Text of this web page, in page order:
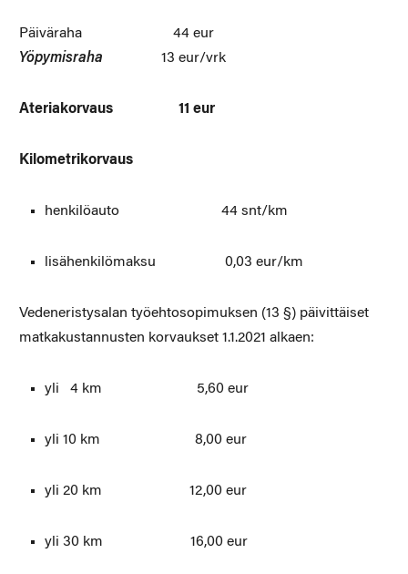
Päiväraha 44 eur
Yöpymisraha 13 eur/vrk
Ateriakorvaus 11 eur
Kilometrikorvaus
henkilöauto 44 snt/km
lisähenkilömaksu 0,03 eur/km
Vedeneristysalan työehtosopimuksen (13 §) päivittäiset
matkakustannusten korvaukset 1.1.2021 alkaen:
yli 4 km 5,60 eur
yli 10 km 8,00 eur
yli 20 km 12,00 eur
yli 30 km 16,00 eur